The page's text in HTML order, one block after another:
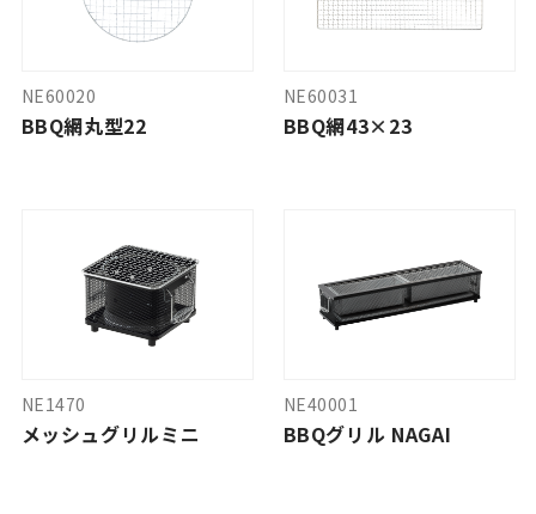
NE60020
BBQ網丸型22
NE60031
BBQ網43×23
NE1470
メッシュグリルミニ
NE40001
BBQグリル NAGAI